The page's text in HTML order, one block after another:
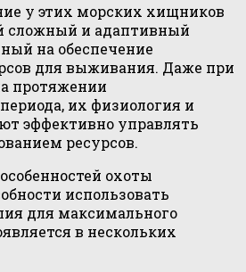
у этих морских хищников
сложный и адаптивный
на обеспечение
для выживания. Даже при
протяжении
их физиология и
эффективно управлять
ресурсов.
охоты
использовать
для максимального
в нескольких